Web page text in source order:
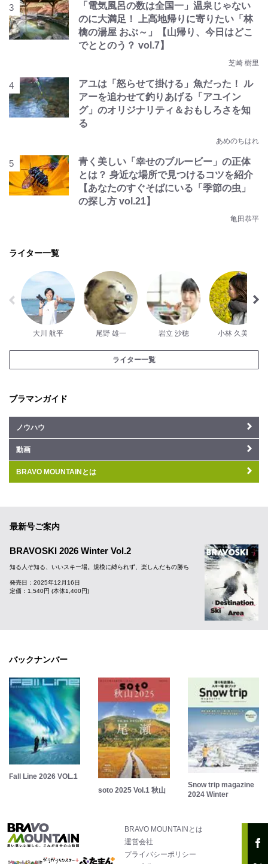
「電気風呂の数は全国一」温泉じゃない
のに大満足！ 上高地帰りに寄りたい「林
檎の湯屋 おぶ～」【山帰り、今日はどこ
でととのう？ vol.7】
芝崎 樹里
アユは「怒らせて掛ける」魚だった！ ル
アーを追わせて釣りあげる「アユイン
グ」のオリジナリティ＆おもしろさを知
る
あめのちはれ
青く美しい「幸せのブルービー」の正体
とは？ 身近な場所で見つけるコツを紹介
【あなたのすぐそばにいる「季節の虫」
の探し方 vol.21】
亀田恭平
ライター一覧
大川 航平 尾野 雄一 岩立 沙穂 小林 久美子
ライター一覧
ブラマンガイド
ノウハウ
動画
BRAVO MOUNTAINとは
最新号ご案内
BRAVOSKI 2026 Winter Vol.2
知る人ぞ知る、いいスキー場。規模に縛られず、楽しんだもの勝ち
発売日：2025年12月16日
定価：1,540円 (本体1,400円)
バックナンバー
Fall Line 2026 VOL.1
soto 2025 Vol.1 秋山
Snow trip magazine
2024 Winter
BRAVO MOUNTAINとは
運営会社
プライバシーポリシー